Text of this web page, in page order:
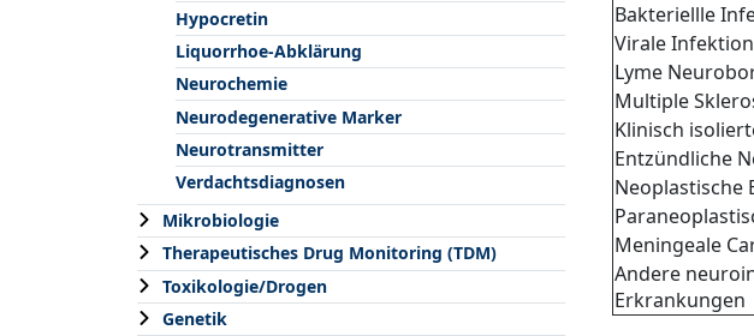
Hypocretin
Liquorrhoe-Abklärung
Neurochemie
Neurodegenerative Marker
Neurotransmitter
Verdachtsdiagnosen
Mikrobiologie
Therapeutisches Drug Monitoring (TDM)
Toxikologie/Drogen
Genetik
Bakteriellle
Virale
Lyme
Multiple
Klinisch
Entzündliche
Neoplastische
Meningeale
Andere
Erkrankungen